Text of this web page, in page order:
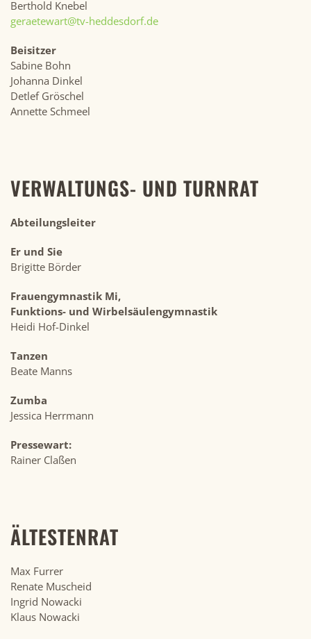
Berthold Knebel
geraetewart@tv-heddesdorf.de
Beisitzer
Sabine Bohn
Johanna Dinkel
Detlef Gröschel
Annette Schmeel
VERWALTUNGS- UND TURNRAT
Abteilungsleiter
Er und Sie
Brigitte Börder
Frauengymnastik Mi,
Funktions- und Wirbelsäulengymnastik
Heidi Hof-Dinkel
Tanzen
Beate Manns
Zumba
Jessica Herrmann
Pressewart:
Rainer Claßen
ÄLTESTENRAT
Max Furrer
Renate Muscheid
Ingrid Nowacki
Klaus Nowacki